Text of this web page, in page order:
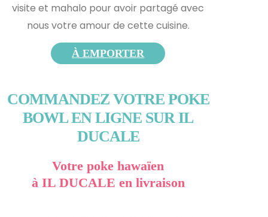
visite et mahalo pour avoir partagé avec
nous votre amour de cette cuisine.
À EMPORTER
COMMANDEZ VOTRE POKE
BOWL EN LIGNE SUR IL
DUCALE
Votre poke hawaïen
à IL DUCALE en livraison